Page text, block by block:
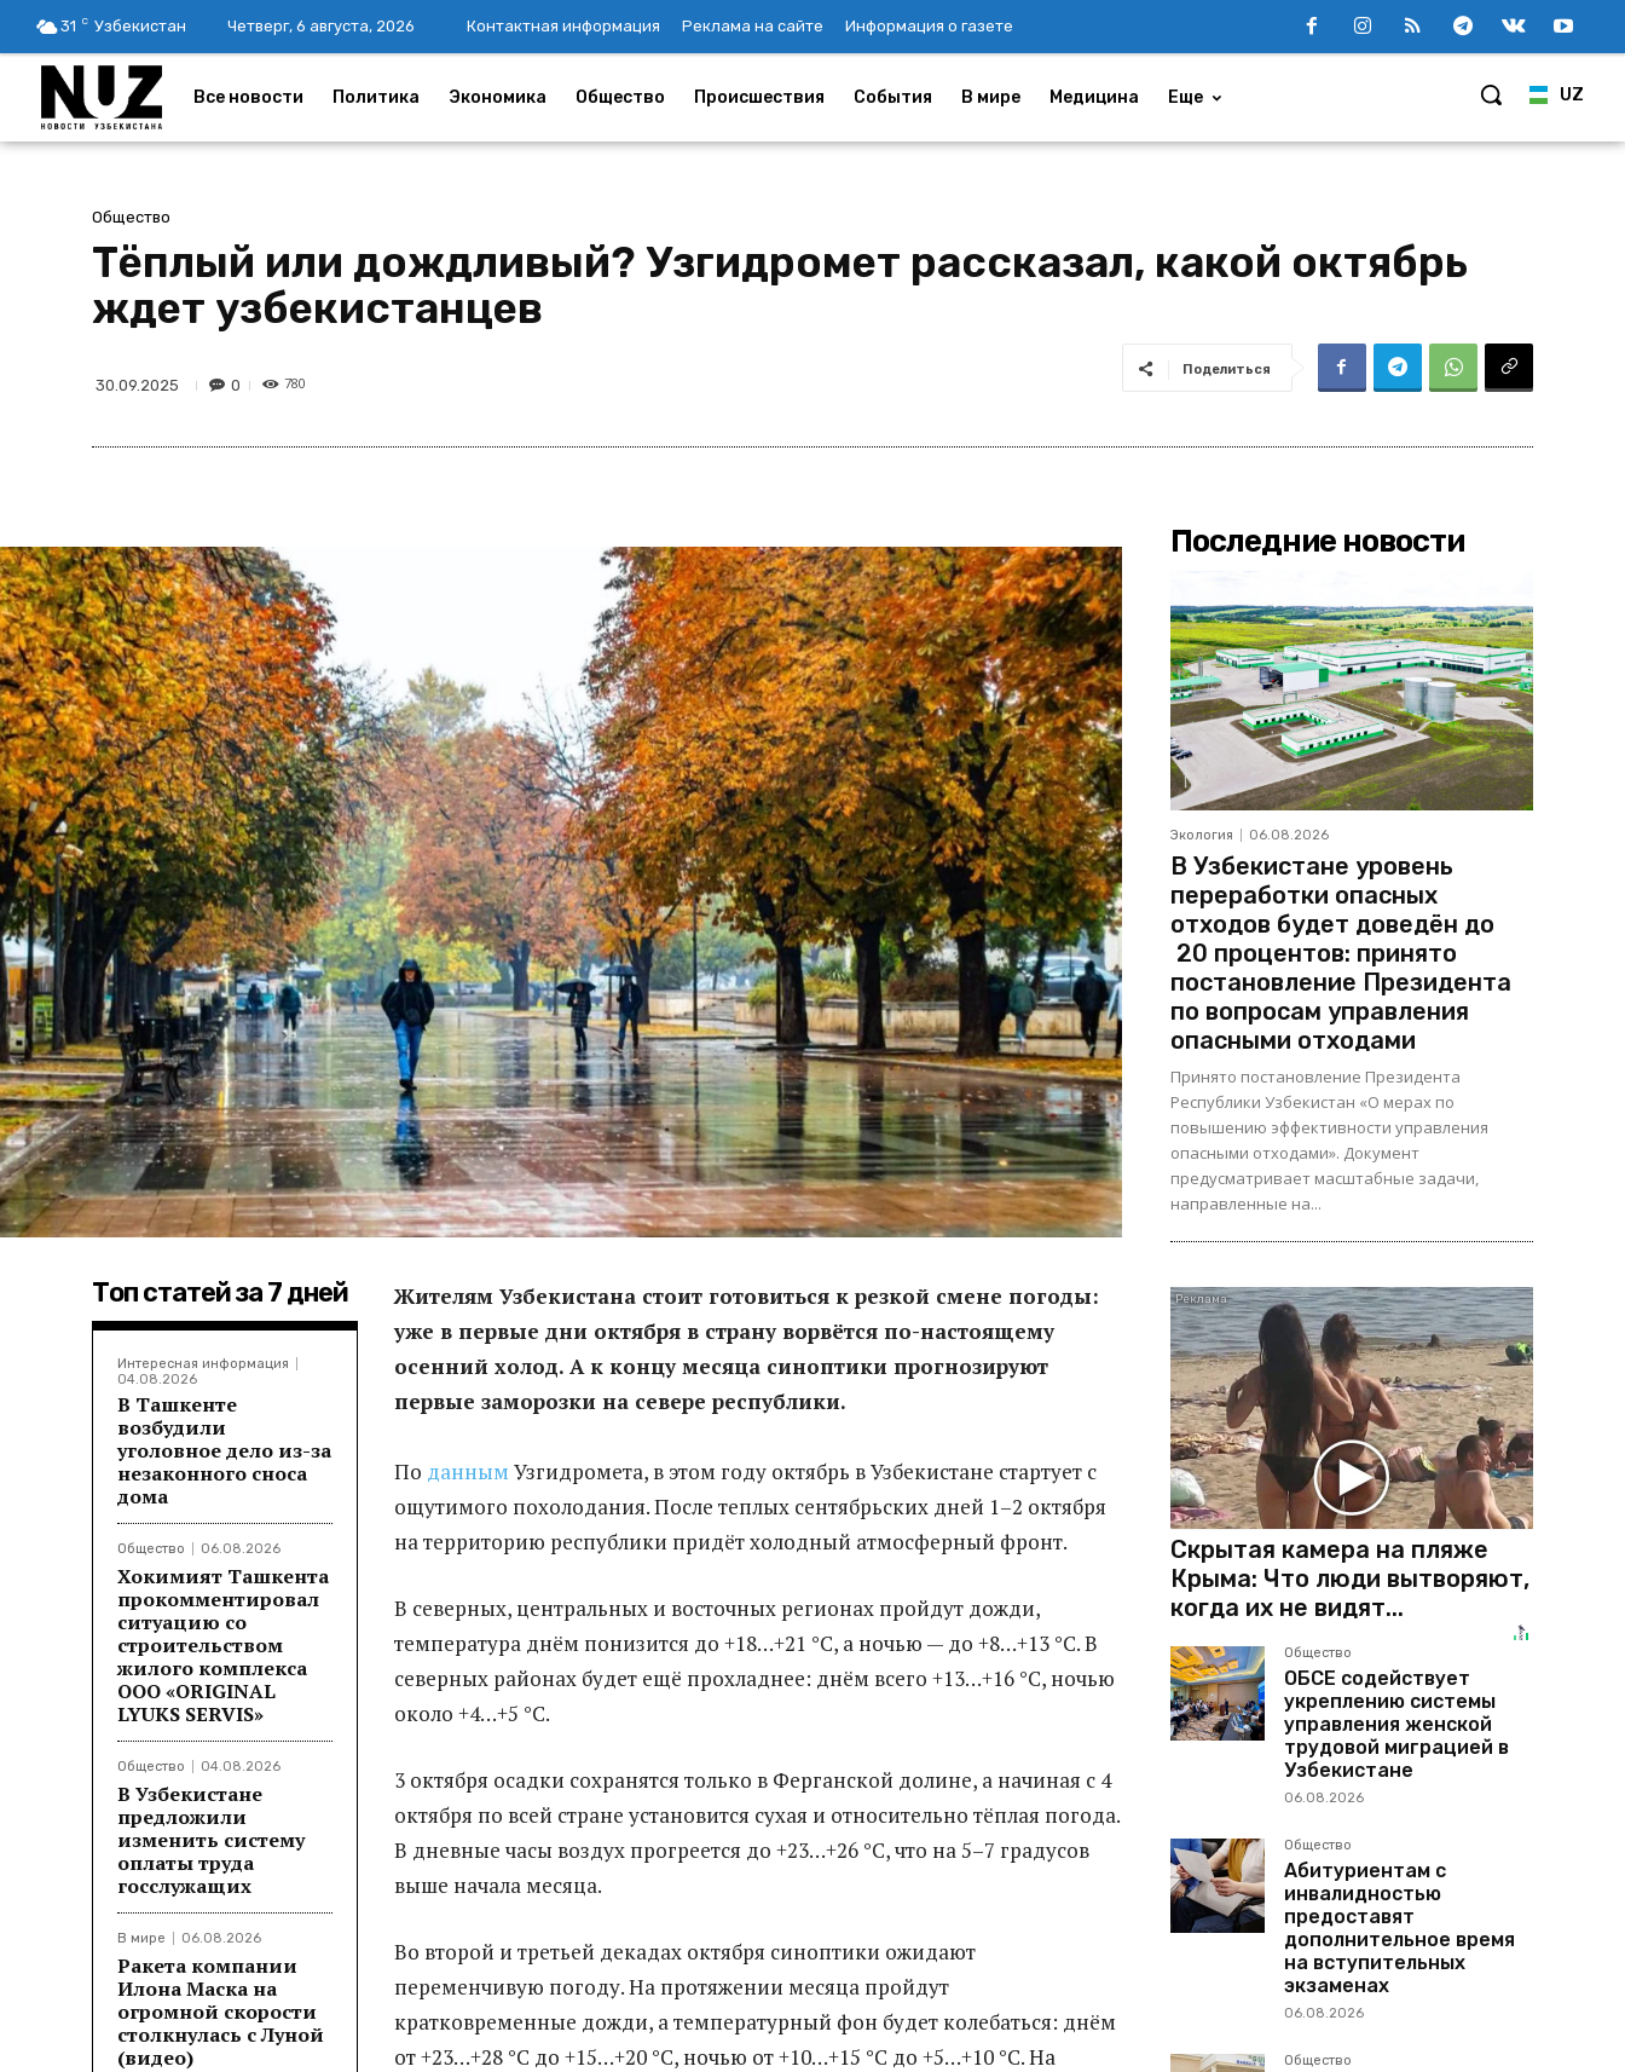
31 C Узбекистан Четверг, 6 августа, 2026 Контактная информация Реклама на сайте Информация о газете
UZ
Все новости Политика Экономика Общество Происшествия События В мире Медицина Еще
Общество
Тёплый или дождливый? Узгидромет рассказал, какой октябрь
ждет узбекистанцев
30.09.2025 0 780
Поделиться
Топ статей за 7 дней
Интересная информация
04.08.2026
В Ташкенте
возбудили
уголовное дело из-за
незаконного сноса
дома
Общество 06.08.2026
Хокимият Ташкента
прокомментировал
ситуацию со
строительством
жилого комплекса
ООО «ORIGINAL
LYUKS SERVIS»
Общество 04.08.2026
В Узбекистане
предложили
изменить систему
оплаты труда
госслужащих
В мире 06.08.2026
Ракета компании
Илона Маска на
огромной скорости
столкнулась с Луной
(видео)
Жителям Узбекистана стоит готовиться к резкой смене погоды:
уже в первые дни октября в страну ворвётся по-настоящему
осенний холод. А к концу месяца синоптики прогнозируют
первые заморозки на севере республики.
По даннымУзгидромета, в этом году октябрь в Узбекистане стартует с
ощутимого похолодания. После теплых сентябрьских дней 1–2 октября
на территорию республики придёт холодный атмосферный фронт.
В северных, центральных и восточных регионах пройдут дожди,
температура днём понизится до +18…+21 °C, а ночью — до +8…+13 °C. В
северных районах будет ещё прохладнее: днём всего +13…+16 °C, ночью
около +4…+5 °C.
3 октября осадки сохранятся только в Ферганской долине, а начиная с 4
октября по всей стране установится сухая и относительно тёплая погода.
В дневные часы воздух прогреется до +23…+26 °C, что на 5–7 градусов
выше начала месяца.
Во второй и третьей декадах октября синоптики ожидают
переменчивую погоду. На протяжении месяца пройдут
кратковременные дожди, а температурный фон будет колебаться: днём
от +23…+28 °C до +15…+20 °C, ночью от +10…+15 °C до +5…+10 °C. На
Последние новости
Экология 06.08.2026
В Узбекистане уровень
переработки опасных
отходов будет доведён до
20 процентов: принято
постановление Президента
по вопросам управления
опасными отходами
Принято постановление Президента
Республики Узбекистан «О мерах по
повышению эффективности управления
опасными отходами». Документ
предусматривает масштабные задачи,
направленные на...
Скрытая камера на пляже
Крыма: Что люди вытворяют,
когда их не видят...
Общество
ОБСЕ содействует
укреплению системы
управления женской
трудовой миграцией в
Узбекистане
06.08.2026
Общество
Абитуриентам с
инвалидностью
предоставят
дополнительное время
на вступительных
экзаменах
06.08.2026
Общество